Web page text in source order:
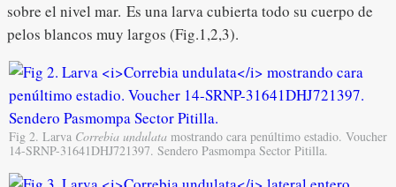
sobre el nivel mar. Es una larva cubierta todo su cuerpo de
pelos blancos muy largos (Fig.1,2,3).
Fig 2. Larva Correbia undulata mostrando cara penúltimo estadio. Voucher
14-SRNP-31641DHJ721397. Sendero Pasmompa Sector Pitilla.